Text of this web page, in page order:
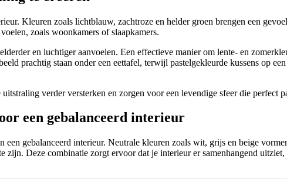
Kleuren zoals lichtblauw, zachtroze en helder groen brengen een
zoals woonkamers of slaapkamers.
en luchtiger aanvoelen. Een effectieve manier om lente- en
prachtig staan onder een eettafel, terwijl pastelgekleurde kussens op
verder versterken en zorgen voor een levendige sfeer die perfect
een gebalanceerd interieur
gebalanceerd interieur. Neutrale kleuren zoals wit, grijs en beige
Deze combinatie zorgt ervoor dat je interieur er samenhangend